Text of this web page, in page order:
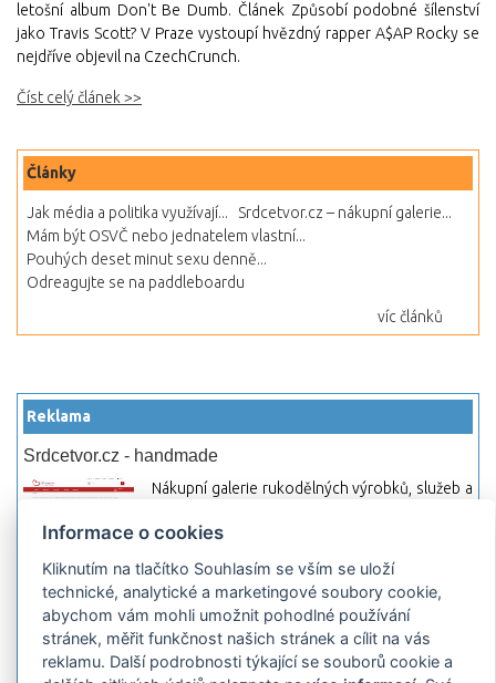
letošní album Don't Be Dumb. Článek Způsobí podobné šílenství
jako Travis Scott? V Praze vystoupí hvězdný rapper A$AP Rocky se
nejdříve objevil na CzechCrunch.
Číst celý článek >>
Články
Jak média a politika využívají...
Srdcetvor.cz – nákupní galerie...
Mám být OSVČ nebo jednatelem vlastní...
Pouhých deset minut sexu denně...
Odreagujte se na paddleboardu
víc článků
Reklama
Srdcetvor.cz - handmade
Nákupní galerie rukodělných výrobků, služeb a
začít prodávat nebo jen nakupovat.
Hledej-hosting.cz - webhosting, VPS
hosting
Přehled webhostingových, multihosting a VPS
hosting programů s možností jejich
pokročilého vyhledávání a porovnávání.
Informace o cookies
Kliknutím na tlačítko Souhlasím se vším se uloží
technické, analytické a marketingové soubory cookie,
abychom vám mohli umožnit pohodlné používání
stránek, měřit funkčnost našich stránek a cílit na vás
reklamu. Další podrobnosti týkající se souborů cookie a